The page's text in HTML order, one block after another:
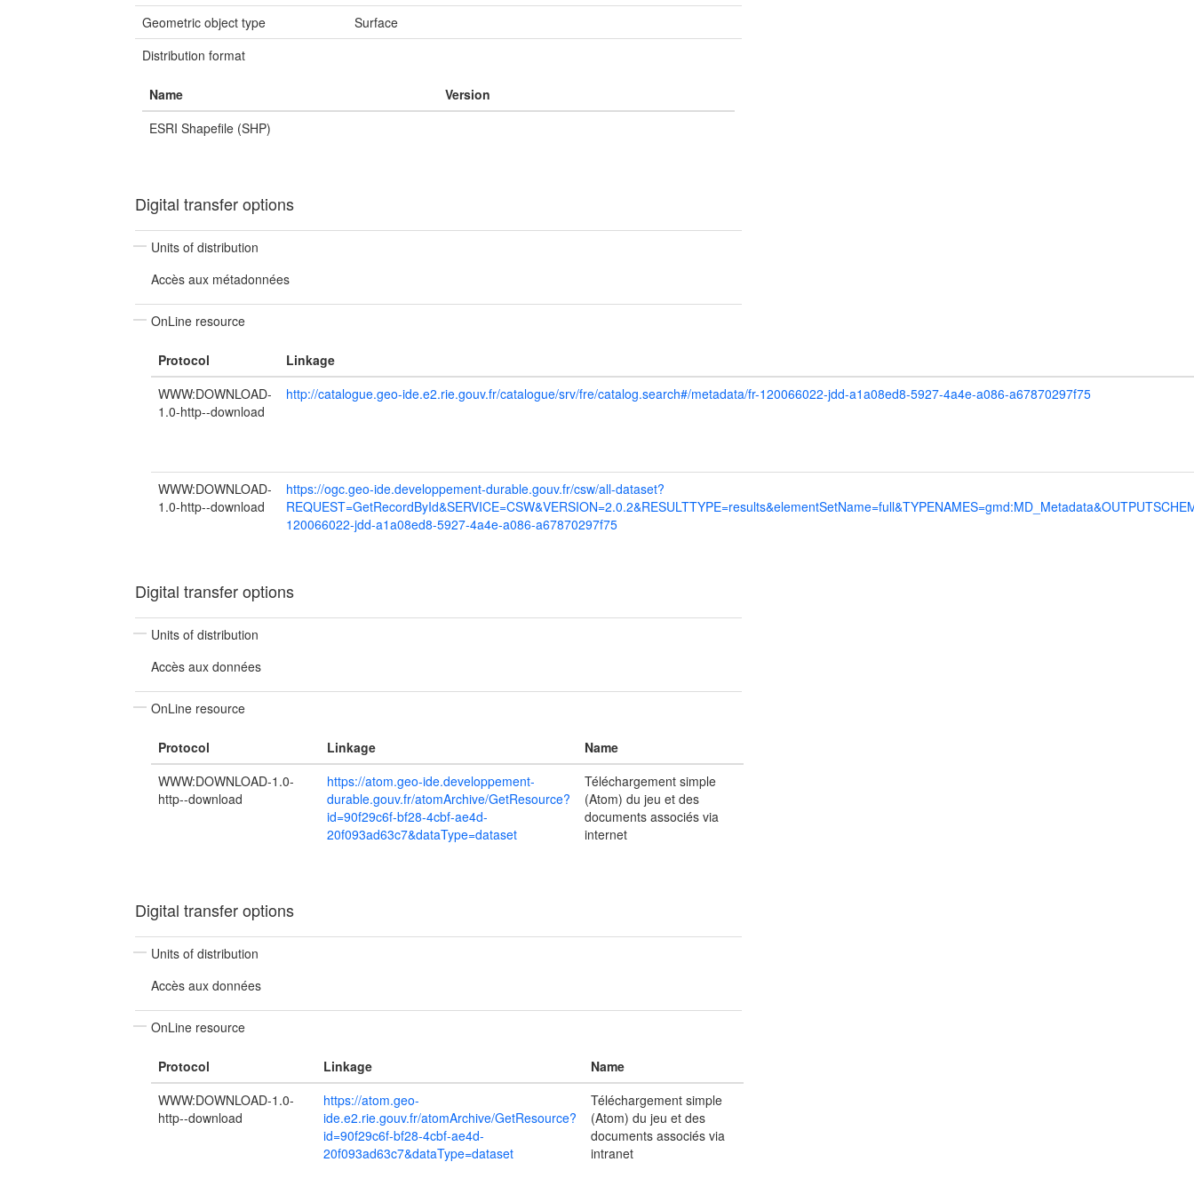
Geometric object type
Surface
Distribution format
Name
Version
ESRI Shapefile (SHP)
Digital transfer options
Units of distribution
Accès aux métadonnées
OnLine resource
Protocol
Linkage
WWW:DOWNLOAD-
1.0-http--download
http://catalogue.geo-ide.e2.rie.gouv.fr/catalogue/srv/fre/catalog.search#/metadata/fr-120066022-jdd-a1a08ed8-5927-4a4e-a086-a67870297f75
WWW:DOWNLOAD-
1.0-http--download
https://ogc.geo-ide.developpement-durable.gouv.fr/csw/all-dataset?
120066022-jdd-a1a08ed8-5927-4a4e-a086-a67870297f75
Digital transfer options
Units of distribution
Accès aux données
OnLine resource
Protocol Linkage
Name
WWW:DOWNLOAD-1.0-
http--download
https://atom.geo-ide.developpement-
durable.gouv.fr/atomArchive/GetResource?
id=90f29c6f-bf28-4cbf-ae4d-
20f093ad63c7&dataType=dataset
Téléchargement simple
(Atom) du jeu et des
documents associés via
internet
Digital transfer options
Units of distribution
Accès aux données
OnLine resource
Protocol Linkage
Name
WWW:DOWNLOAD-1.0-
http--download
https://atom.geo-
ide.e2.rie.gouv.fr/atomArchive/GetResource?
id=90f29c6f-bf28-4cbf-ae4d-
20f093ad63c7&dataType=dataset
Téléchargement simple
(Atom) du jeu et des
documents associés via
intranet